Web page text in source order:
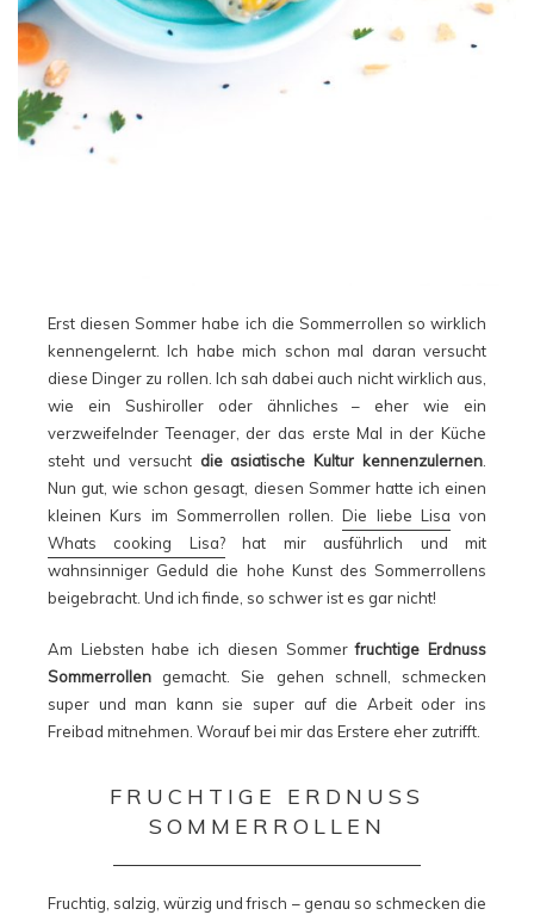
Erst diesen Sommer habe ich die Sommerrollen so wirklich
kennengelernt. Ich habe mich schon mal daran versucht
diese Dinger zu rollen. Ich sah dabei auch nicht wirklich aus,
wie ein Sushiroller oder ähnliches – eher wie ein
verzweifelnder Teenager, der das erste Mal in der Küche
steht und versucht die asiatische Kultur kennenzulernen.
Nun gut, wie schon gesagt, diesen Sommer hatte ich einen
kleinen Kurs im Sommerrollen rollen.Die liebe Lisa von
Whats cooking Lisa?hat mir ausführlich und mit
wahnsinniger Geduld die hohe Kunst des Sommerrollens
beigebracht. Und ich finde, so schwer ist es gar nicht!
Am Liebsten habe ich diesen Sommerfruchtige Erdnuss
Sommerrollen gemacht. Sie gehen schnell, schmecken
super und man kann sie super auf die Arbeit oder ins
Freibad mitnehmen. Worauf bei mir das Erstere eher zutrifft.
FRUCHTIGE ERDNUSS
SOMMERROLLEN
Fruchtig, salzig, würzig und frisch – genau so schmecken die